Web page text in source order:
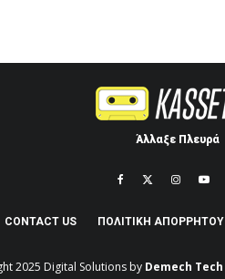
Άλλαξε Πλευρά
CONTACT US ΠΟΛΙΤΙΚΉ ΑΠΟΡΡΉΤΟΥ
2025 Digital Solutions by Demech Tech